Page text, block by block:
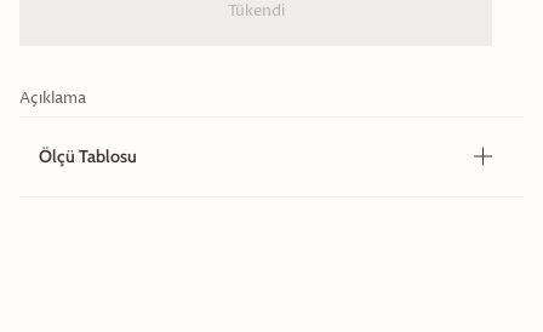
Tükendi
Açıklama
Ölçü Tablosu